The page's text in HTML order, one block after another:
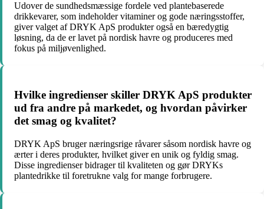
Udover de sundhedsmæssige fordele ved plantebaserede
drikkevarer, som indeholder vitaminer og gode næringsstoffer,
giver valget af DRYK ApS produkter også en bæredygtig
løsning, da de er lavet på nordisk havre og produceres med
fokus på miljøvenlighed.
Hvilke ingredienser skiller DRYK ApS produkter
ud fra andre på markedet, og hvordan påvirker
det smag og kvalitet?
DRYK ApS bruger næringsrige råvarer såsom nordisk havre og
ærter i deres produkter, hvilket giver en unik og fyldig smag.
Disse ingredienser bidrager til kvaliteten og gør DRYKs
plantedrikke til foretrukne valg for mange forbrugere.